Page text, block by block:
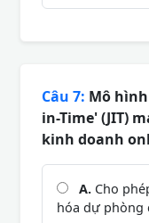
Câu 7: Mô
in-Time' (JIT)
kinh doanh
A. Cho
hóa dự phòng